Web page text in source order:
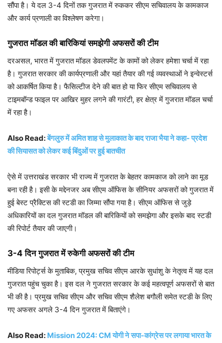
सौंपा है। ये दल 3-4 दिनों तक गुजरात में रुककर सीएम सचिवालय के कामकाज
और कार्य प्रणाली का विश्लेषण करेगा।
गुजरात मॉडल की बारिकियां समझेगी अफसरों की टीम
दरअसल, भारत में गुजरात मॉडल डेवलपमेंट के कामों को लेकर हमेशा चर्चा में रहा
है। गुजरात सरकार की कार्यप्रणाली और यहां तैयार की गई व्यवस्थाओं ने इन्वेस्टर्स
को आकर्षित किया है। फैसिल्टीज देने की बात हो या फिर सीएम सचिवालय से
टाइमबॉन्ड फाइल पर आखिर मुहर लगने की गारंटी, हर क्षेत्र में गुजरात मॉडल चर्चा
में रहा है।
Also Read:बेंगलुरु में अमित शाह से मुलाकात के बाद राजा भैया ने कहा- प्रदेश
की सियासत को लेकर कई बिंदुओं पर हुई बातचीत
ऐसे में उत्तराखंड सरकार भी राज्य में गुजरात के बेहतर कामकाज को लाने का मूड
बना रही है। इसी के मद्देनजर अब सीएम ऑफिस के सीनियर अफसरों को गुजरात में
हुई बेस्ट प्रैक्टिस की स्टडी का जिम्मा सौंपा गया है। सीएम ऑफिस से जुड़े
अधिकारियों का दल गुजरात मॉडल की बारिकियों को समझेगा और इसके बाद स्टडी
की रिपोर्ट तैयार की जाएगी।
3-4 दिन गुजरात में रुकेगी अफसरों की टीम
मीडिया रिपोर्ट्स के मुताबिक, प्रमुख सचिव सीएम आरके सुधांशु के नेतृत्व में यह दल
गुजरात पहुंच चुका है। इस दल ने गुजरात सरकार के कई महत्वपूर्ण अफसरों से बात
भी की है। प्रमुख सचिव सीएम और सचिव सीएम शैलेश बगौली समेत स्टडी के लिए
गए अफसर अगले 3-4 दिन गुजरात में बिताएंगे।
Also Read: Mission 2024: CM योगी ने सपा-कांग्रेस पर लगाया भारत के